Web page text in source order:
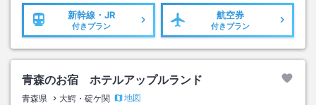
新幹線・JR
付きプラン
航空券
付きプラン
青森のお宿 ホテルアップルランド
青森県 大鰐・碇ケ関
地図